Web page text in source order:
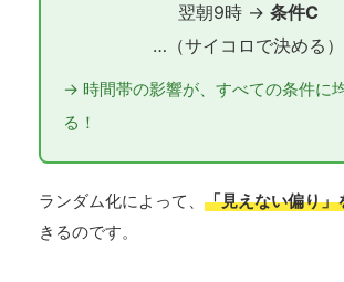
翌朝9時 → 条件C
…（サイコロで決める）
→ 時間帯の影響が、すべての条件に
る！
ランダム化によって、 「見えない偏り」
きるのです。